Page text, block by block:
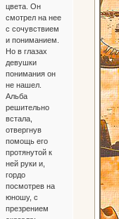
цвета. Он
смотрел на нее
с сочувствием
и пониманием.
Но в глазах
девушки
понимания он
не нашел.
Альба
решительно
встала,
отвергнув
помощь его
протянутой к
ней руки и,
гордо
посмотрев на
юношу, с
презрением